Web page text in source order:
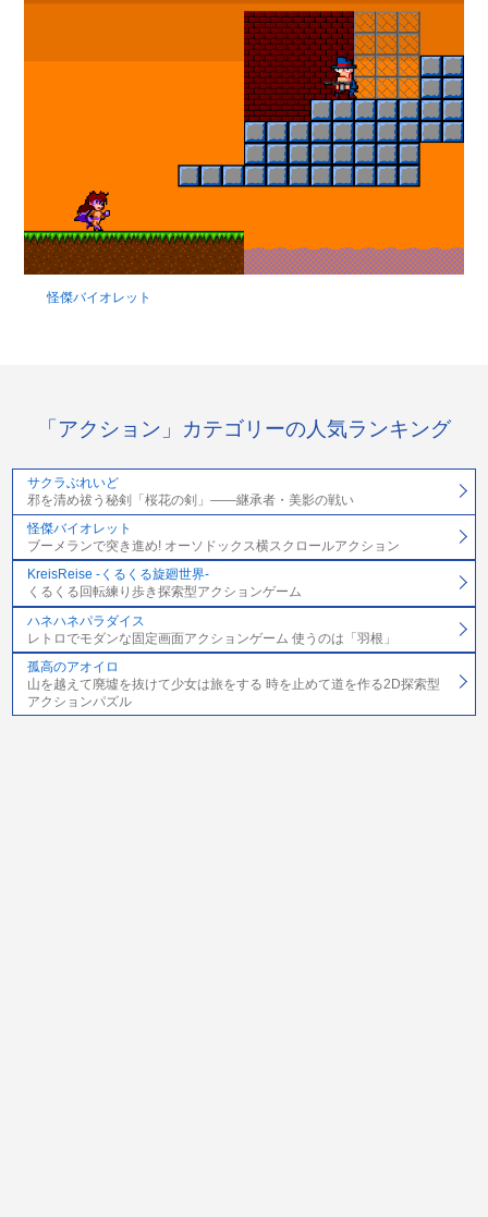
怪傑バイオレット
「アクション」カテゴリーの人気ランキング
サクラぶれいど
邪を清め祓う秘剣「桜花の剣」――継承者・美影の戦い
怪傑バイオレット
ブーメランで突き進め! オーソドックス横スクロールアクション
KreisReise -くるくる旋廻世界-
くるくる回転練り歩き探索型アクションゲーム
ハネハネパラダイス
レトロでモダンな固定画面アクションゲーム 使うのは「羽根」
孤高のアオイロ
山を越えて廃墟を抜けて少女は旅をする 時を止めて道を作る2D探索型
アクションパズル